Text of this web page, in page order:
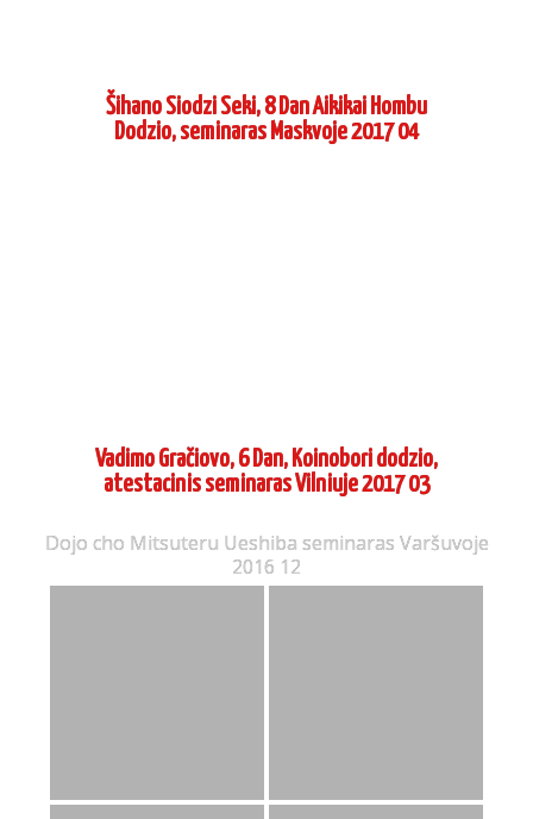
Šihano Siodzi Seki, 8 Dan Aikikai Hombu
Dodzio, seminaras Maskvoje 2017 04
Vadimo Gračiovo, 6 Dan, Koinobori dodzio,
atestacinis seminaras Vilniuje 2017 03
Dojo cho Mitsuteru Ueshiba seminaras Varšuvoje
2016 12